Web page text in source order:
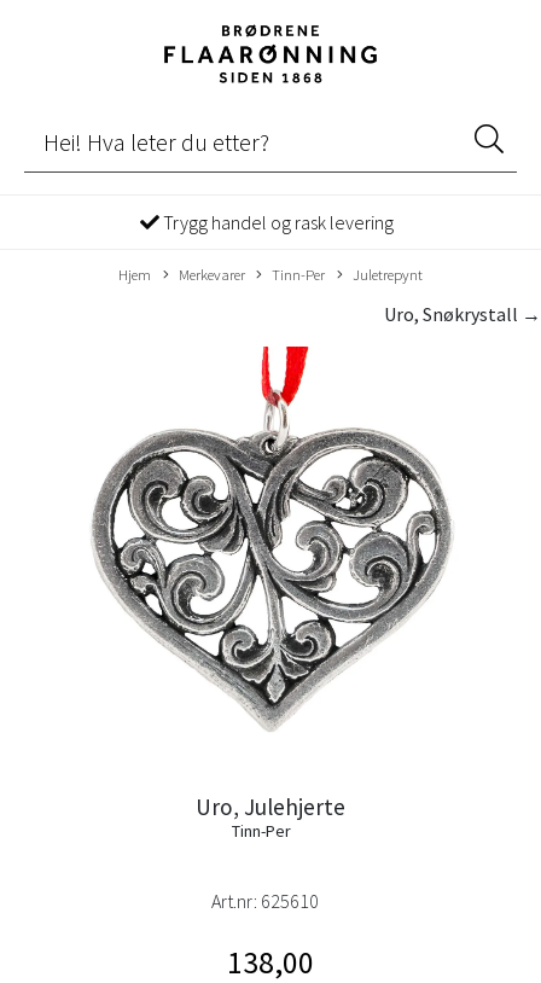
Trygg handel og rask levering
Hjem Merkevarer Tinn-Per Juletrepynt
Uro, Snøkrystall →
Uro, Julehjerte
Tinn-Per
Art.nr: 625610
138,00